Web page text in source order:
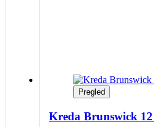
Pregled
Kreda Brunswick